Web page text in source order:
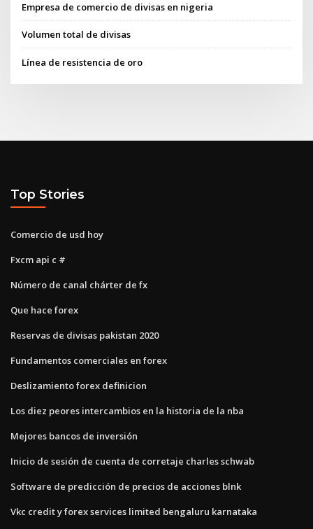
Empresa de comercio de divisas en nigeria
Volumen total de divisas
Línea de resistencia de oro
Top Stories
Comercio de usd hoy
Fxcm api c #
Número de canal chárter de fx
Que hace forex
Reservas de divisas pakistan 2020
Fundamentos comerciales en forex
Deslizamiento forex definicion
Los diez peores intercambios en la historia de la nba
Mejores bancos de inversión
Inicio de sesión de cuenta de corretaje charles schwab
Software de predicción de precios de acciones blnk
Vkc credit y forex services limited bengaluru karnataka